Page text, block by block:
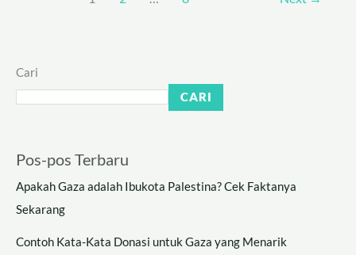
Cari
CARI
Pos-pos Terbaru
Apakah Gaza adalah Ibukota Palestina? Cek Faktanya
Sekarang
Contoh Kata-Kata Donasi untuk Gaza yang Menarik